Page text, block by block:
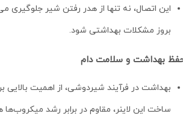
این اتصال، نه تنها از هدر رفتن شیر
بروز مشکلات بهداشتی شود.
بهداشت در فرآیند شیردوشی، از اهمیت بالایی
ساخت این لاینر، مقاوم در برابر رشد